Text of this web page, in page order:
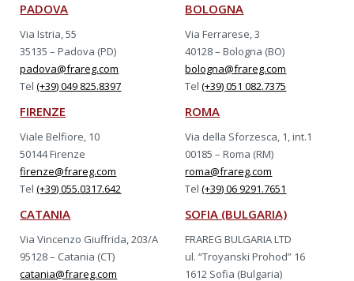
PADOVA
Via Istria, 55
35135 – Padova (PD)
padova@frareg.com
Tel(+39) 049 825.8397
BOLOGNA
Via Ferrarese, 3
40128 – Bologna (BO)
bologna@frareg.com
Tel(+39) 051 082.7375
FIRENZE
Viale Belfiore, 10
50144 Firenze
firenze@frareg.com
Tel(+39) 055.0317.642
ROMA
Via della Sforzesca, 1, int.1
00185 – Roma (RM)
roma@frareg.com
Tel(+39) 06 9291.7651
CATANIA
Via Vincenzo Giuffrida, 203/A
95128 – Catania (CT)
catania@frareg.com
SOFIA (BULGARIA)
FRAREG BULGARIA LTD
ul. “Troyanski Prohod” 16
1612 Sofia (Bulgaria)